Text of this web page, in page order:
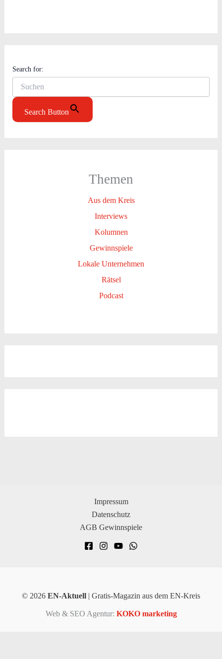
Search for:
Search Button
Themen
Aus dem Kreis
Interviews
Kolumnen
Gewinnspiele
Lokale Unternehmen
Rätsel
Podcast
Impressum
Datenschutz
AGB Gewinnspiele
© 2026 EN-Aktuell | Gratis-Magazin aus dem EN-Kreis
Web & SEO Agentur: KOKO marketing